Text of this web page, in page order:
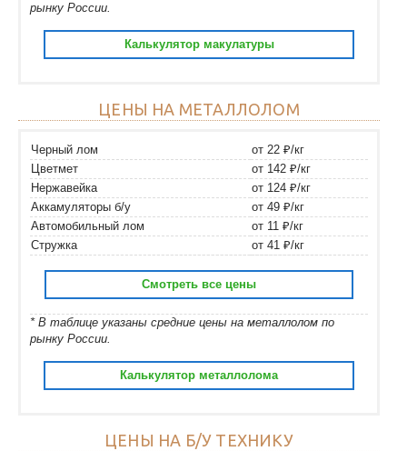
рынку России.
Калькулятор макулатуры
ЦЕНЫ НА МЕТАЛЛОЛОМ
Черный лом
от 22 ₽/кг
Цветмет
от 142 ₽/кг
Нержавейка
от 124 ₽/кг
Аккамуляторы б/у
от 49 ₽/кг
Автомобильный лом
от 11 ₽/кг
Стружка
от 41 ₽/кг
Смотреть все цены
* В таблице указаны средние цены на металлолом по
рынку России.
Калькулятор металлолома
ЦЕНЫ НА Б/У ТЕХНИКУ